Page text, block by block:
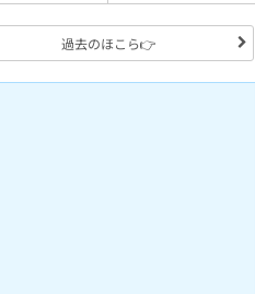
過去のほこら👉